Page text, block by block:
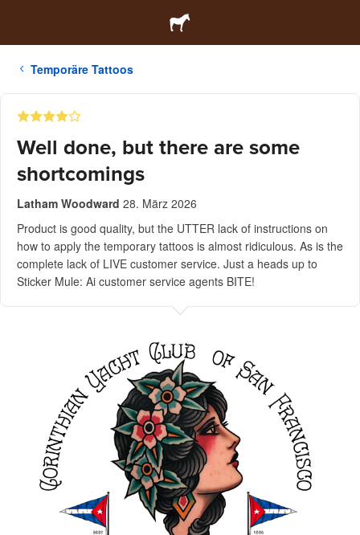
Temporäre Tattoos
Well done, but there are some
shortcomings
Latham Woodward 28. März 2026
Product is good quality, but the UTTER lack of instructions on
how to apply the temporary tattoos is almost ridiculous. As is the
complete lack of LIVE customer service. Just a heads up to
Sticker Mule: Ai customer service agents BITE!